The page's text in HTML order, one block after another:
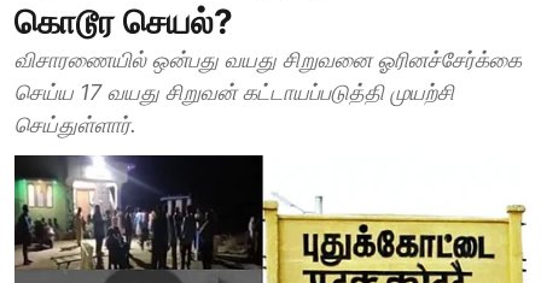
கொடூர செயல்?
விசாரணையில் ஒன்பது வயது சிறுவனை ஓரினச்சேர்க்கை
செய்ய 17 வயது சிறுவன் கட்டாயப்படுத்தி முயற்சி
செய்துள்ளார்.